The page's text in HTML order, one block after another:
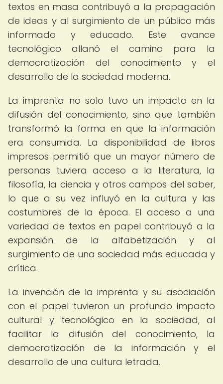
textos en masa contribuyó a la propagación
de ideas y al surgimiento de un público más
informado y educado. Este avance
tecnológico allanó el camino para la
democratización del conocimiento y el
desarrollo de la sociedad moderna.
La imprenta no solo tuvo un impacto en la
difusión del conocimiento, sino que también
transformó la forma en que la información
era consumida. La disponibilidad de libros
impresos permitió que un mayor número de
personas tuviera acceso a la literatura, la
filosofía, la ciencia y otros campos del saber,
lo que a su vez influyó en la cultura y las
costumbres de la época. El acceso a una
variedad de textos en papel contribuyó a la
expansión de la alfabetización y al
surgimiento de una sociedad más educada y
crítica.
La invención de la imprenta y su asociación
con el papel tuvieron un profundo impacto
cultural y tecnológico en la sociedad, al
facilitar la difusión del conocimiento, la
democratización de la información y el
desarrollo de una cultura letrada.